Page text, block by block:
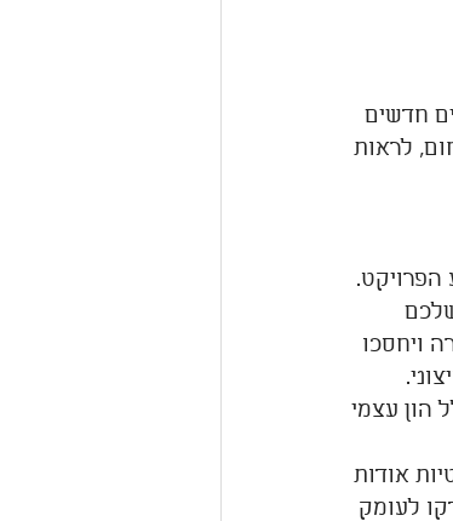
חדשים
בתחום, לראות
הפרויקט.
ויחסכו
הון עצמי
אודות
לעומק